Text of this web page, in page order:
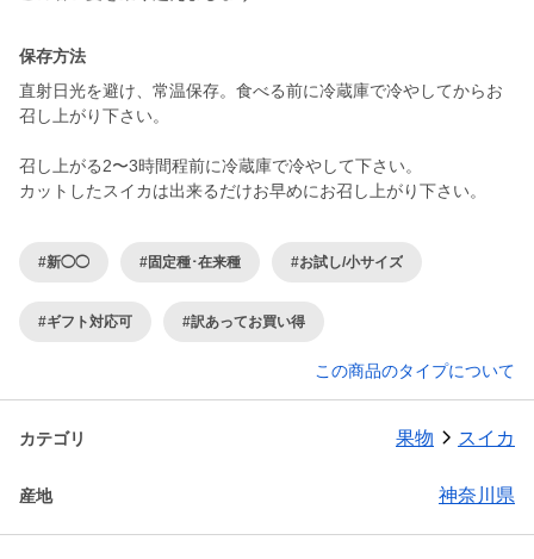
保存方法
直射日光を避け、常温保存。食べる前に冷蔵庫で冷やしてからお
召し上がり下さい。
召し上がる2〜3時間程前に冷蔵庫で冷やして下さい。
カットしたスイカは出来るだけお早めにお召し上がり下さい。
#新◯◯ #固定種･在来種 #お試し/小サイズ
#ギフト対応可 #訳あってお買い得
この商品のタイプについて
カテゴリ 果物 スイカ
産地 神奈川県